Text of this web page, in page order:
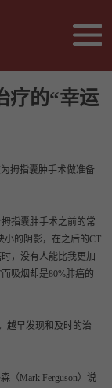
疗的“幸运
拇指囊肿手术做准备
指囊肿手术之前的常
小的阴影，在之后的CT
，没有人能比我更加
吸烟却是80%肺癌的
越早发现和及时的治
（Mark Ferguson）说